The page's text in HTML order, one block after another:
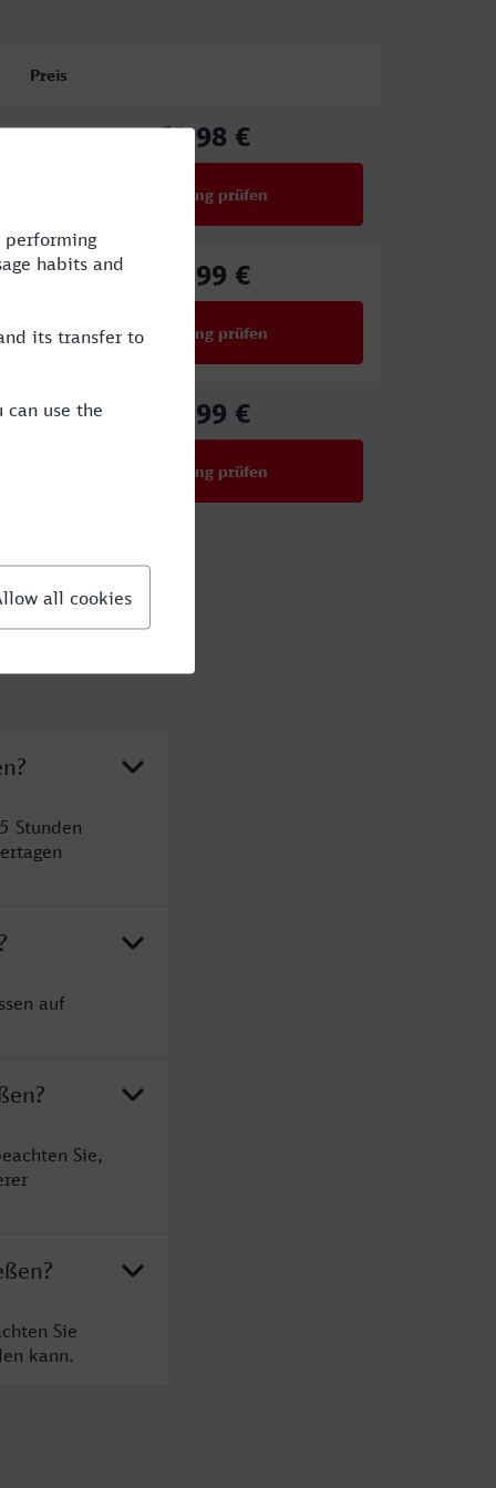
Preis
69,98 €
Verbindung prüfen
52,99 €
Verbindung prüfen
27,99 €
Verbindung prüfen
Stunden
auf
Sie,
Sie
kann.